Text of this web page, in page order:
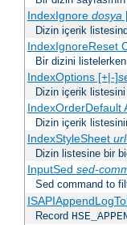
IndexIgnore dosya
Dizin içerik
IndexIgnoreReset
Bir dizini
IndexOptions [+|-]
Dizin içerik listesini
IndexOrderDefault
Dizin içerik
IndexStyleSheet
Dizin listesine bir
InputSed sed-
Sed command to
Record